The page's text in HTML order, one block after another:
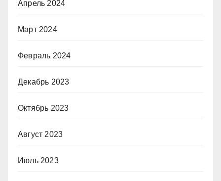
Апрель 2024
Март 2024
Февраль 2024
Декабрь 2023
Октябрь 2023
Август 2023
Июль 2023